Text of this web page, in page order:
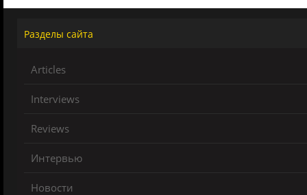
Разделы сайта
Articles
Interviews
Reviews
Интервью
Новости